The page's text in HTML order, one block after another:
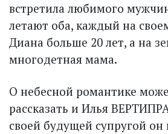
встретила любимого
летают оба, каждый на
Диана больше 20 лет, а на
многодетная мама.
О небесной романтике
рассказать и Илья
своей будущей супругой он